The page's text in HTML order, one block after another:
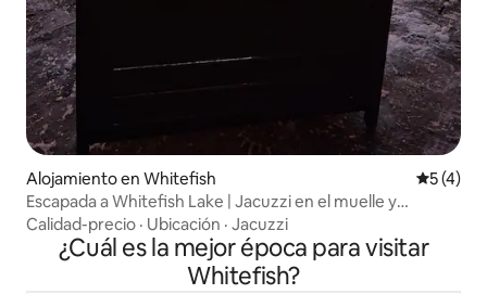
Alojamiento en Whitefish
5 (4)
Escapada a Whitefish Lake | Jacuzzi en el muelle y
atardeceres épicos
Calidad-precio · Ubicación · Jacuzzi
¿Cuál es la mejor época para visitar
Whitefish?